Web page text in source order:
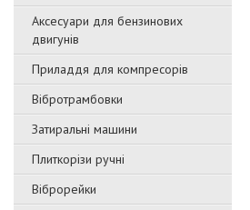
Аксесуари для бензинових
двигунів
Приладдя для компресорів
Вібротрамбовки
Затиральні машини
Плиткорізи ручні
Віброрейки